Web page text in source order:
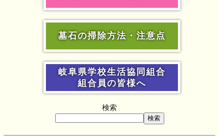
墓石の掃除方法・注意点
岐阜県学校生活協同組合
組合員の皆様へ
検索
検索